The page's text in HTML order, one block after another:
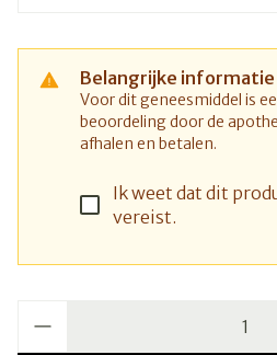
Belangrijke informatie
Voor dit geneesmiddel is
beoordeling door de
afhalen en betalen.
Ik weet dat dit
vereist.